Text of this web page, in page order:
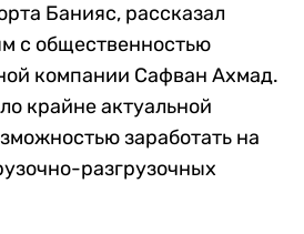
Банияс, рассказал
с общественностью
компании Сафван Ахмад.
крайне актуальной
заработать на
разгрузочных